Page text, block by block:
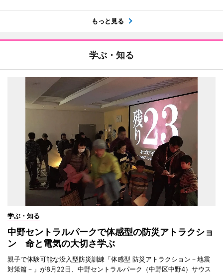
もっと見る
学ぶ・知る
学ぶ・知る
中野セントラルパークで体感型の防災アトラクショ
ン 命と電気の大切さ学ぶ
親子で体験可能な没入型防災訓練「体感型 防災アトラクション－地震
対策篇－」が8月22日、中野セントラルパーク（中野区中野4）サウス